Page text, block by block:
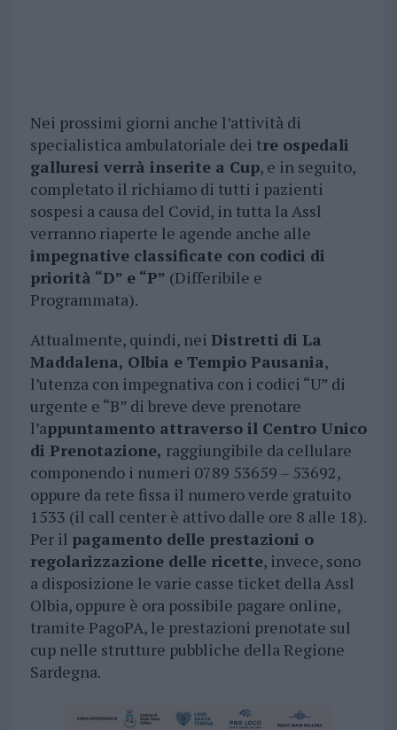
Nei prossimi giorni anche l’attività di
specialistica ambulatoriale dei tre ospedali
galluresi verrà inserite a Cup, e in seguito,
completato il richiamo di tutti i pazienti
sospesi a causa del Covid, in tutta la Assl
verranno riaperte le agende anche alle
impegnative classificate con codici di
priorità “D” e “P” (Differibile e
Programmata).
Attualmente, quindi, nei Distretti di La
Maddalena, Olbia e Tempio Pausania,
l’utenza con impegnativa con i codici “U” di
urgente e “B” di breve deve prenotare
l’appuntamento attraverso il Centro Unico
di Prenotazione, raggiungibile da cellulare
componendo i numeri 0789 53659 – 53692,
oppure da rete fissa il numero verde gratuito
1533 (il call center è attivo dalle ore 8 alle 18).
Per il pagamento delle prestazioni o
regolarizzazione delle ricette, invece, sono
a disposizione le varie casse ticket della Assl
Olbia, oppure è ora possibile pagare online,
tramite PagoPA, le prestazioni prenotate sul
cup nelle strutture pubbliche della Regione
Sardegna.